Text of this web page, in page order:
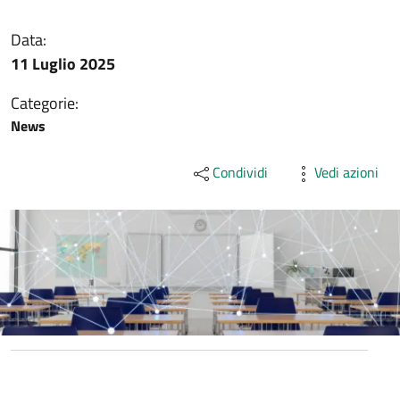
Data:
11 Luglio 2025
Categorie:
News
Condividi Vedi azioni